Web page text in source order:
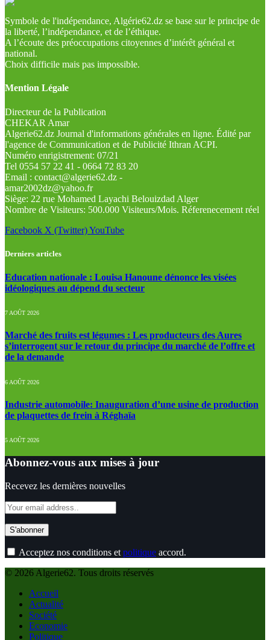
Symbole de l'indépendance, Algérie62.dz se base sur le principe de
la liberté, l’indépendance, et de l’éthique.
A l’écoute des préoccupations citoyennes d’intérêt général et
national.
Choix difficile mais pas impossible.
Mention Légale
Directeur de la Publication
CHEKAR Amar
Algerie62.dz Journal d'informations générales en ligne. Édité par
l'agence de Communication et de Publicité Ithran ACPI.
Numéro enrigistrement: 07/21
Tel 0554 57 22 41 - 0664 72 83 20
Email : contact@algerie62.dz -
amar2002dz@yahoo.fr
Siège: 22 rue Mohamed Layachi Belouizdad Alger
Nombre de Visiteurs: 500.000 Visiteurs/Mois. Réferenecement réel
Facebook X (Twitter)YouTube
Derniers articles
Education nationale : Louisa Hanoune dénonce les visées
idéologiques au dépend du secteur
7 AOÛT 2026
Marché des fruits est légumes : Les producteurs des Aures
s’interrogent sur le retour du principe du marché de l’offre et
de la demande
6 AOÛT 2026
Industrie automobile: Inauguration d’une usine de production
de plaquettes de frein à Réghaïa
5 AOÛT 2026
Abonnez-vous aux mises à jour
Recevez les dernières nouvelles
Acceptez nos conditions et politique accord.
© 2026 Algerie62. Tous droits réservés
Accueil
Actualité
Société
Economie
Politique